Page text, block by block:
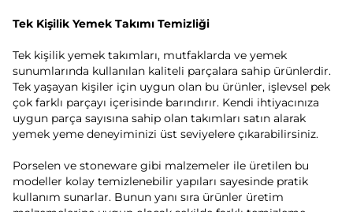
Tek Kişilik Yemek Takımı Temizliği
Tek kişilik yemek takımları, mutfaklarda ve yemek
sunumlarında kullanılan kaliteli parçalara sahip ürünlerdir.
Tek yaşayan kişiler için uygun olan bu ürünler, işlevsel pek
çok farklı parçayı içerisinde barındırır. Kendi ihtiyacınıza
uygun parça sayısına sahip olan takımları satın alarak
yemek yeme deneyiminizi üst seviyelere çıkarabilirsiniz.
Porselen ve stoneware gibi malzemeler ile üretilen bu
modeller kolay temizlenebilir yapıları sayesinde pratik
kullanım sunarlar. Bunun yanı sıra ürünler üretim